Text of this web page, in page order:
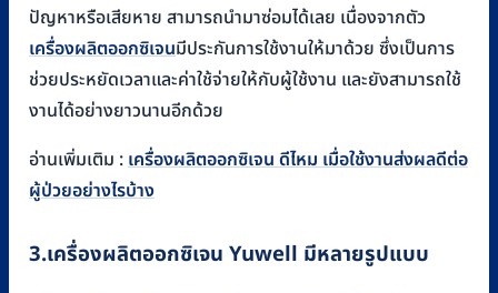
ปัญหาหรือเสียหาย สามารถนำมาซ่อมได้เลย เนื่องจากตัว
เครื่องผลิตออกซิเจนมีประกันการใช้งานให้มาด้วย ซึ่งเป็นการ
ช่วยประหยัดเวลาและค่าใช้จ่ายให้กับผู้ใช้งาน และยังสามารถใช้
งานได้อย่างยาวนานอีกด้วย
อ่านเพิ่มเติม :เครื่องผลิตออกซิเจน ดีไหม เมื่อใช้งานส่งผลดีต่อ
ผู้ป่วยอย่างไรบ้าง
3.เครื่องผลิตออกซิเจน Yuwell มีหลายรูปแบบ